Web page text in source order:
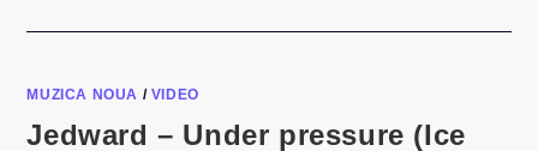
JURIUL
ÎN
2010
MUZICA NOUA / VIDEO
Jedward – Under pressure (Ice